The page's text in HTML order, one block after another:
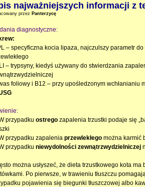
najważniejszych informacji z
przez Panterzycę
diagnostyczne:
– specyficzna kocia lipaza, najczulszy parametr
– trypsyny, kiedyś używany do stwierdzania
foliowy i B12 – przy upośledzonym wchłanianiu
przypadku ostrego zapalenia trzustki podaje się
przypadku zapalenia przewlekłego można karmić
przypadku niewydolności zewnątrzwydzielniczej
można usłyszeć, że dieta trzustkowego kota
Po pierwsze, w trawieniu tłuszczu
pojawienia się biegunki tłuszczowej albo